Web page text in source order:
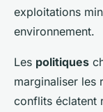
exploitations
environnement.
Les politiques
marginaliser les
conflits éclatent